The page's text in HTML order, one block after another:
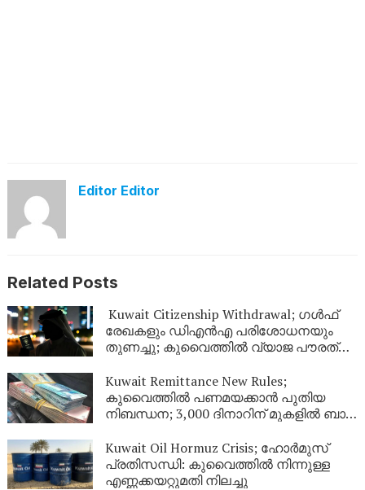
Editor Editor
Related Posts
Kuwait Citizenship Withdrawal; ഗൾഫ്
രേഖകളും ഡിഎൻഎ പരിശോധനയും
തുണച്ചു; കുവൈത്തിൽ വ്യാജ പൗരത്വം
Kuwait Remittance New Rules;
കുവൈത്തിൽ പണമയക്കാൻ പുതിയ
നിബന്ധന; 3,000 ദിനാറിന് മുകളിൽ ബാങ്ക്
Kuwait Oil Hormuz Crisis; ഹോർമുസ്
പ്രതിസന്ധി: കുവൈത്തിൽ നിന്നുള്ള
എണ്ണക്കയറ്റുമതി നിലച്ചു